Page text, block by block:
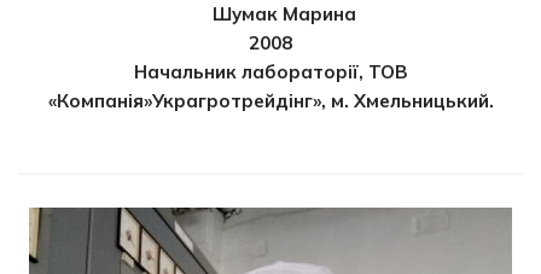
Шумак Марина
2008
Начальник лабораторії, ТОВ
«Компанія»Украгротрейдінг», м. Хмельницький.